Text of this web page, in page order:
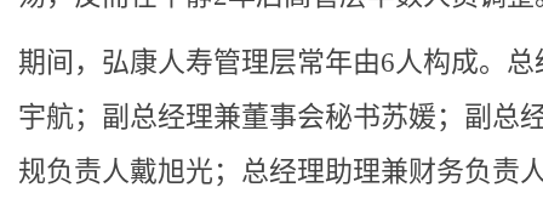
期间，弘康人寿管理层常年由6人构成。总
宇航；副总经理兼董事会秘书苏媛；副总
规负责人戴旭光；总经理助理兼财务负责